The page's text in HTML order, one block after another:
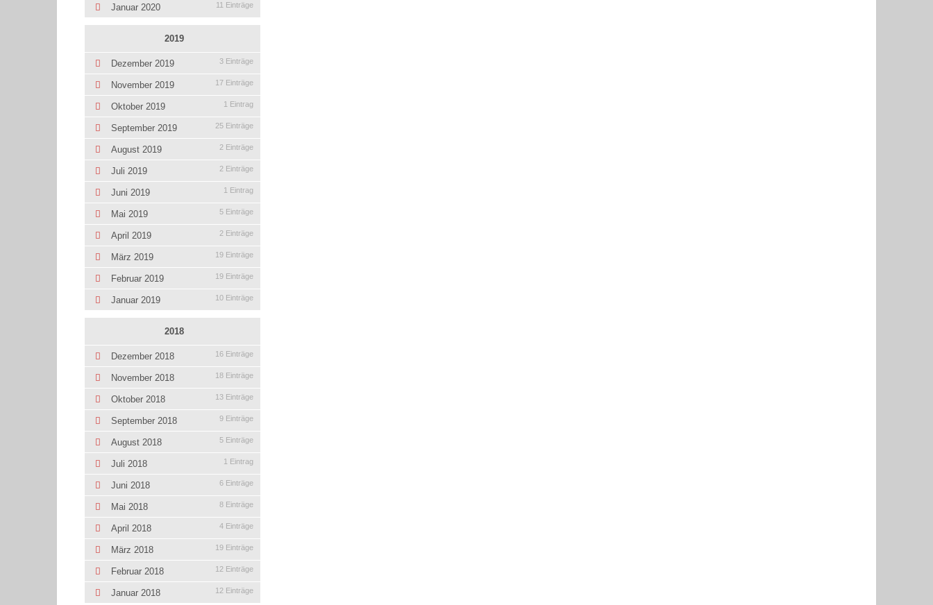
Januar 2020 11 Einträge
2019
Dezember 2019 3 Einträge
November 2019 17 Einträge
Oktober 2019 1 Eintrag
September 2019 25 Einträge
August 2019 2 Einträge
Juli 2019 2 Einträge
Juni 2019 1 Eintrag
Mai 2019 5 Einträge
April 2019 2 Einträge
März 2019 19 Einträge
Februar 2019 19 Einträge
Januar 2019 10 Einträge
2018
Dezember 2018 16 Einträge
November 2018 18 Einträge
Oktober 2018 13 Einträge
September 2018 9 Einträge
August 2018 5 Einträge
Juli 2018 1 Eintrag
Juni 2018 6 Einträge
Mai 2018 8 Einträge
April 2018 4 Einträge
März 2018 19 Einträge
Februar 2018 12 Einträge
Januar 2018 12 Einträge